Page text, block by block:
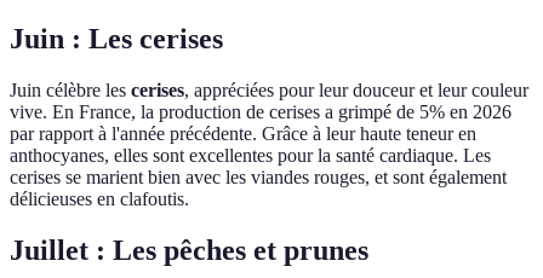
Juin : Les cerises
Juin célèbre les cerises, appréciées pour leur douceur et leur couleur
vive. En France, la production de cerises a grimpé de 5% en 2026
par rapport à l'année précédente. Grâce à leur haute teneur en
anthocyanes, elles sont excellentes pour la santé cardiaque. Les
cerises se marient bien avec les viandes rouges, et sont également
délicieuses en clafoutis.
Juillet : Les pêches et prunes